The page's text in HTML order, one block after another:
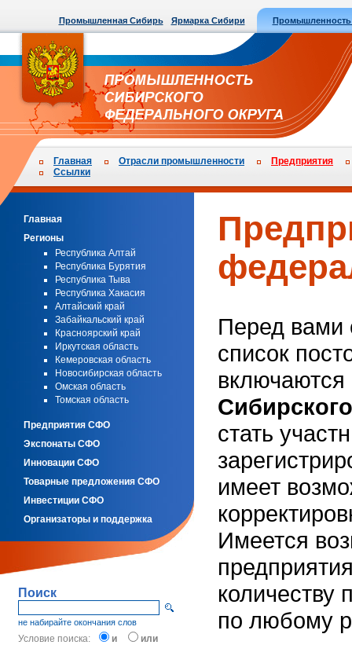
Промышленная Сибирь Ярмарка Сибири
Главная Отрасли промышленности
Предприятия
Ссылки
Главная
Регионы
Республика Алтай
Республика Бурятия
Республика Тыва
Республика Хакасия
Алтайский край
Забайкальский край
Красноярский край
Иркутская область
Кемеровская область
Новосибирская область
Омская область
Томская область
Предприятия СФО
Экспонаты СФО
Инновации СФО
Товарные предложения СФО
Инвестиции СФО
Организаторы и поддержка
Поиск
не набирайте окончания слов
Условие поиска: и или
Перед вами
список
стать
имеет
Имеется
количеству
по любому